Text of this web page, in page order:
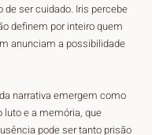
de ser cuidado. Iris percebe
definem por inteiro quem
anunciam a possibilidade
narrativa emergem como
luto e a memória, que
pode ser tanto prisão